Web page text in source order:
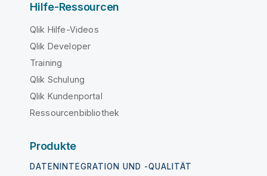
Hilfe-Ressourcen
Qlik Hilfe-Videos
Qlik Developer
Training
Qlik Schulung
Qlik Kundenportal
Ressourcenbibliothek
Produkte
DATENINTEGRATION UND -QUALITÄT